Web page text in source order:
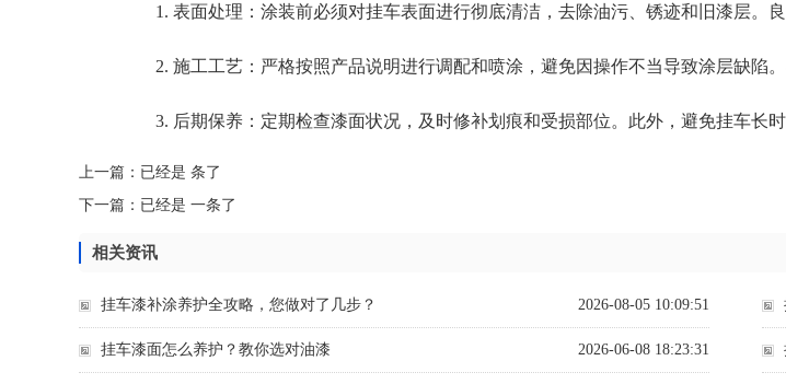
1. 表面处理：涂装前必须对挂车表面进行彻底清洁，去除油污、锈迹和旧漆层。
2. 施工工艺：严格按照产品说明进行调配和喷涂，避免因操作不当导致涂层缺陷
3. 后期保养：定期检查漆面状况，及时修补划痕和受损部位。此外，避免挂车长
上一篇：已经是 条了
下一篇：已经是 一条了
相关资讯
2026-08-05 10:09:51
挂车漆补涂养护全攻略，您做对了几步？
2026-06-08 18:23:31
挂车漆面怎么养护？教你选对油漆